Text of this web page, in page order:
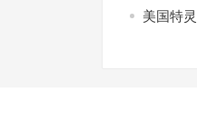
美国特